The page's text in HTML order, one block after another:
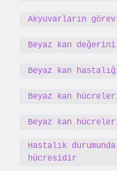
Akyuvarların
Beyaz kan
Beyaz kan
Beyaz kan
Beyaz kan
Hastalık
hücresidir